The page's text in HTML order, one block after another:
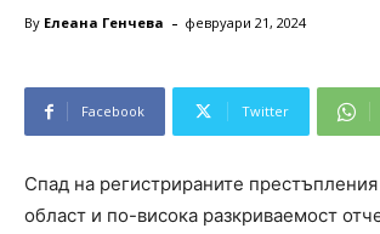
By Елеана Генчева - февруари 21, 2024
Facebook Twitter
Спад на регистрираните престъпления
област и по-висока разкриваемост